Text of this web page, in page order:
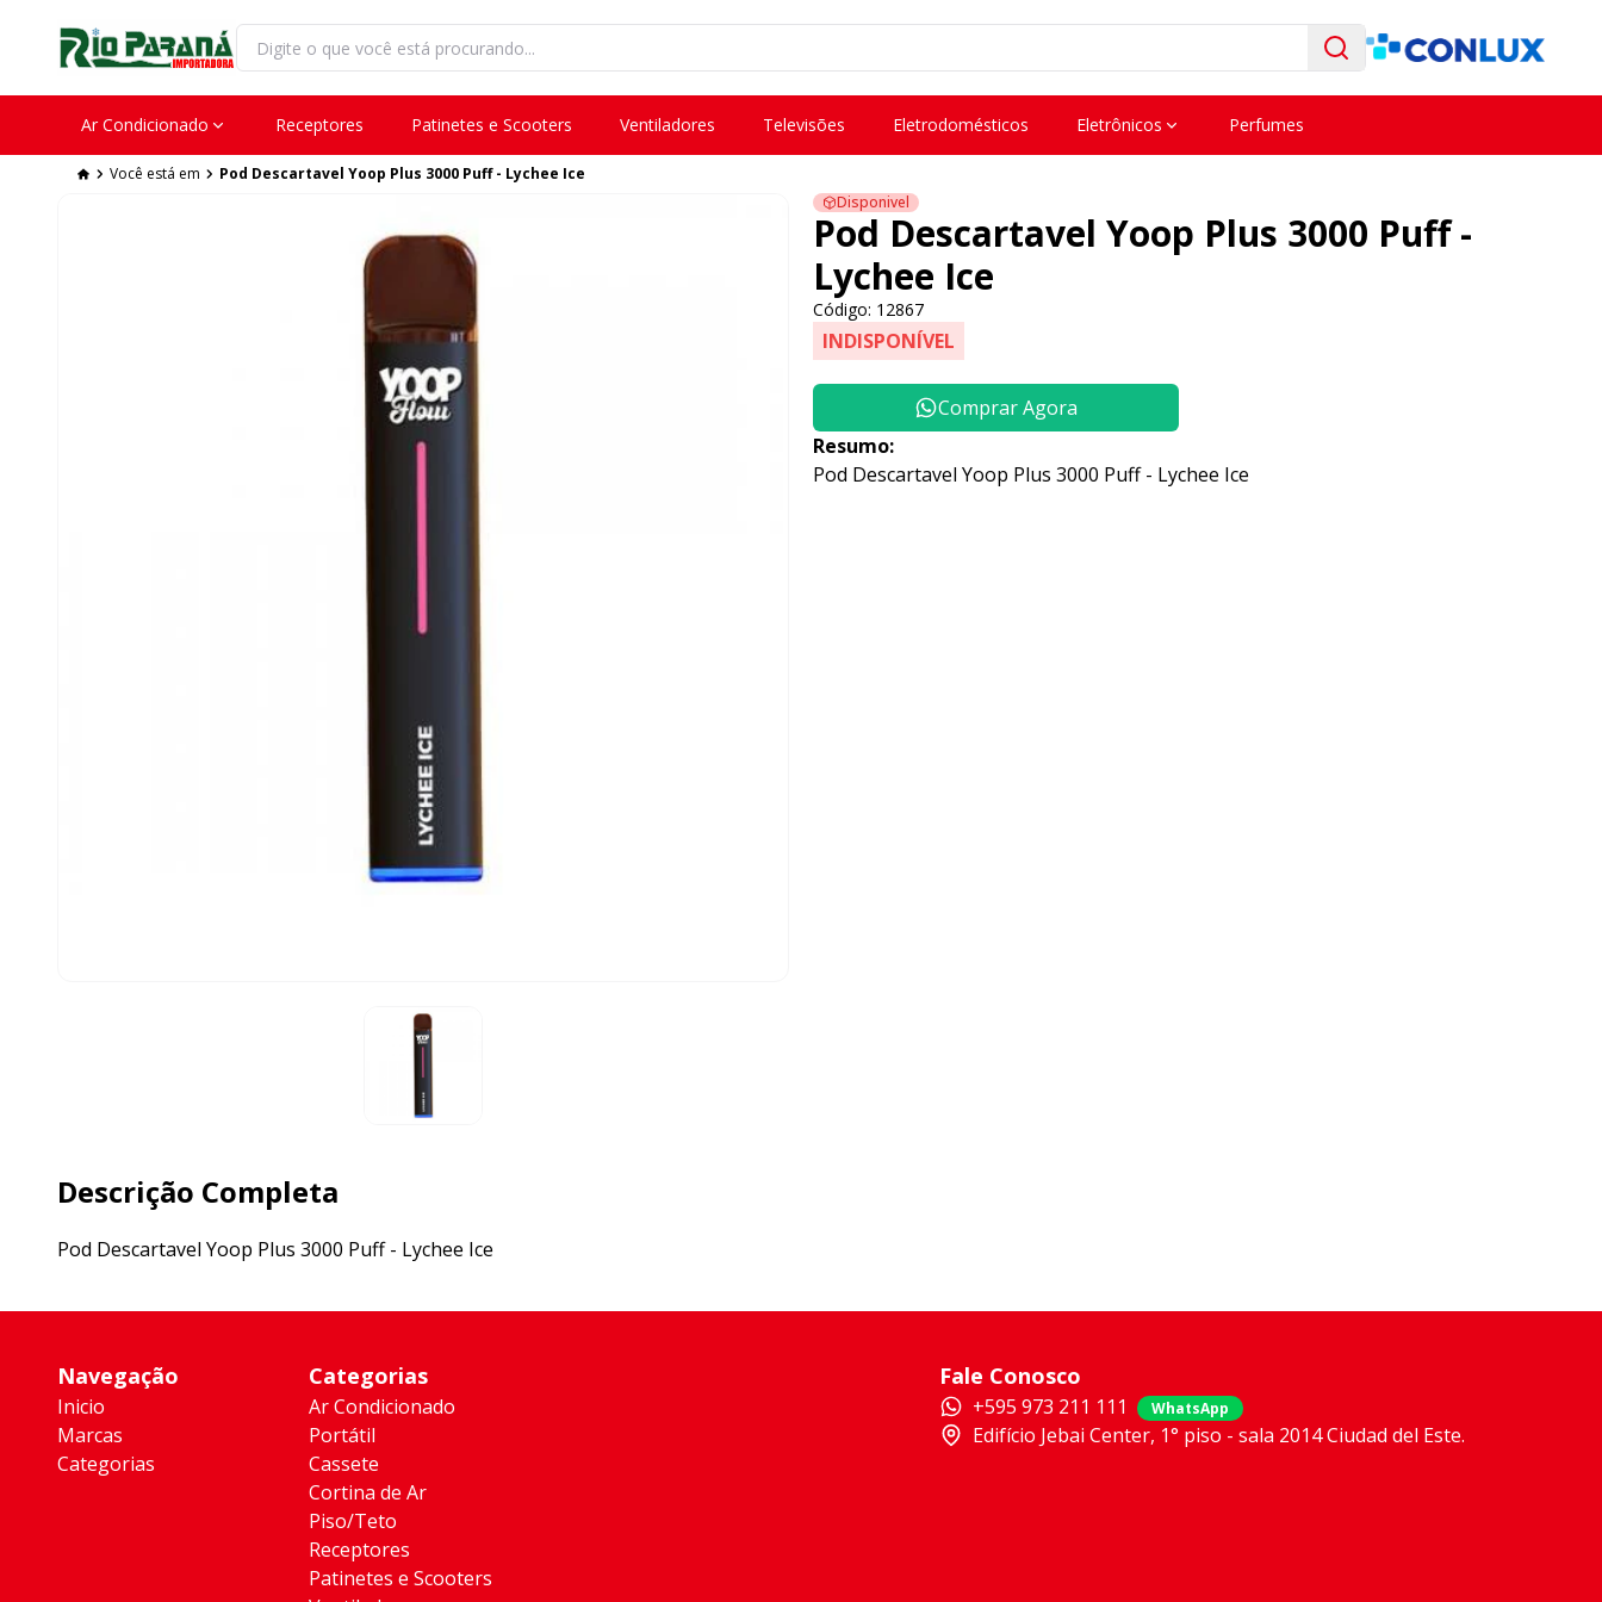
Ar Condicionado Receptores Patinetes e Scooters Ventiladores Televisões Eletrodomésticos Eletrônicos Perfumes
Você está em
Pod Descartavel Yoop Plus 3000 Puff - Lychee Ice
Disponivel
Pod Descartavel Yoop Plus 3000 Puff -
Lychee Ice
Código: 12867
INDISPONÍVEL
Comprar Agora
Resumo:
Pod Descartavel Yoop Plus 3000 Puff - Lychee Ice
Descrição Completa
Pod Descartavel Yoop Plus 3000 Puff - Lychee Ice
Navegação
Inicio
Marcas
Categorias
Categorias
Ar Condicionado
Portátil
Cassete
Cortina de Ar
Piso/Teto
Receptores
Patinetes e Scooters
Fale Conosco
+595 973 211 111 WhatsApp
Edifício Jebai Center, 1° piso - sala 2014 Ciudad del Este.